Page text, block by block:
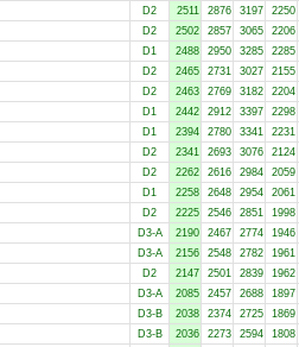
D2 2511 2876 3197 2250
D2 2502 2857 3065 2206
D1 2488 2950 3285 2285
D2 2465 2731 3027 2155
D2 2463 2769 3182 2204
D1 2442 2912 3397 2298
D1 2394 2780 3341 2231
D2 2341 2693 3076 2124
D2 2262 2616 2984 2059
D1 2258 2648 2954 2061
D2 2225 2546 2851 1998
D3-A 2190 2467 2774 1946
D3-A 2156 2548 2782 1961
D2 2147 2501 2839 1962
D3-A 2085 2457 2688 1897
D3-B 2038 2374 2725 1869
D3-B 2036 2273 2594 1808